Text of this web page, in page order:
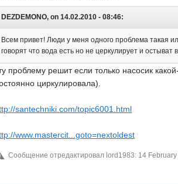
DEZDEMONO, on 14.02.2010 - 08:46:
Всем привет! Люди у меня одного проблема такая
говорят что вода есть но не церкулирует и
проблему решит если только насосик
циркулировала).
santechniki.com/topic6001.html
www.mastercit...goto=nextoldest
Сообщение отредактировал lord1983: 14 February